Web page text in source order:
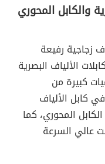
والكابل المحوري
زجاجية رفيعة
الألياف البصرية
كبيرة من
كابل الألياف
المحوري، كما
عالي السرعة